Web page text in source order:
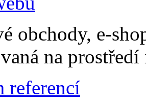
obchody, e-
na
referencí